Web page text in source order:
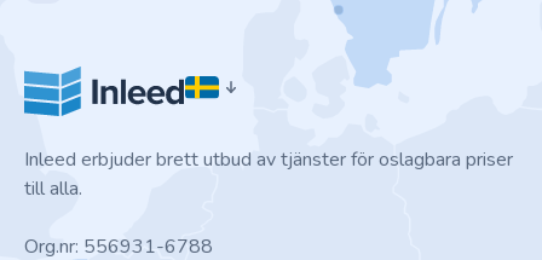
Inleed erbjuder brett utbud av tjänster för oslagbara priser
till alla.
Org.nr: 556931-6788